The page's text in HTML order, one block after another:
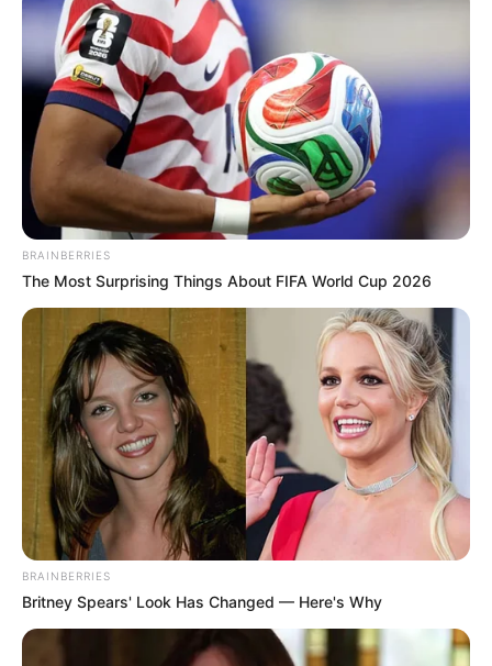
BRAINBERRIES
The Most Surprising Things About FIFA World Cup 2026
BRAINBERRIES
Britney Spears' Look Has Changed — Here's Why